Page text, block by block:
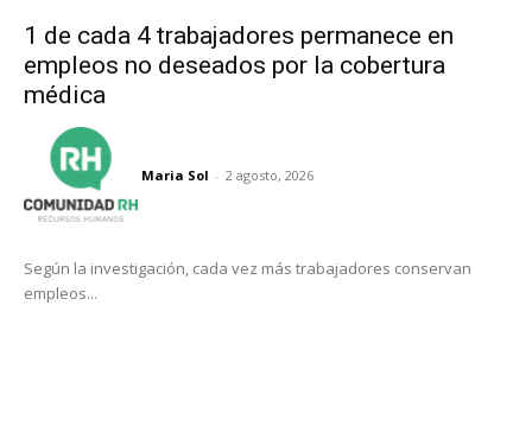
1 de cada 4 trabajadores permanece en
empleos no deseados por la cobertura
médica
Maria Sol - 2 agosto, 2026
Según la investigación, cada vez más trabajadores conservan
empleos...